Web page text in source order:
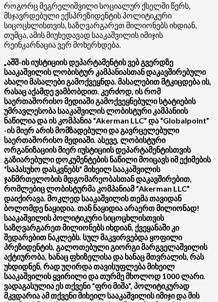
როგორც მეგრელიშვილი სოციალურ ქსელში წერს,
მსჯავრდებული ექსპრეზიდენტის პოლიტიკური
სიცოცხლისთვის, საზღვარგარეთ მილიონებს იხდიან,
თუმცა, ამის მიუხედავად სააკაშვილის იმიჯის
რეინკარნაცია ვერ მოხერხდება.
„აშშ-ის იუსტიციის დეპარტამენტის ვებ გვერდზე
სააკაშვილის ლობისტურ კამპანიასთან დაკავშირებული
ახალი მასალები გამოქვეყნდა. მასალებით მტკიცდება ის,
რასაც აქამდე ვამბობდით. კერძოდ, ის რომ
საერთაშორისო მედიაში გამოქვეყნებული სტატიების
უმრავლესობა სააკაშვილის ლობისტური კამპანიის
ნაწილია და ის კომპანია “Akerman LLC” და “Globalpoint”
-ის მიერ არის მომზადებული და გავრცელებული
საერთაშორისო მედიაში. ასევე, ლობისტური
ორგანიზაციის მიერ იუსტიციის დეპარტამენტისთვის
გაზიარებული დოკუმენტების ნაწილი მოიცავს იმ ექიმების
“საპასუხო დასკვნებს” მიხეილ სააკაშვილის
ჯანმრთელობის მდგომარეობასთან დაკავშირებით,
რომლებიც ლობისტურმა კომპანიამ “Akerman LLC”
დაიქირავა. მოკლედ სააკაშვილის თემა თავიდან
ბოლომდე ნაყიდია. თან ნაყიდია არაერთ მილიონად!
სააკაშვილის პოლიტიკური სიცოცხლისთვის
საზღვარგარეთ მილიონებს იხდიან, ქვეყანაში კი
შედარებით ნაკლებს. სულ მაკვირვებდა ყოფილი
პრეზიდენტის, გალოთებული გიორგი მარგველაშვილის
აქტიურობა, ხანაც ფხიზელისა და ხანაც მთვრალის, რას
უხდიდნენ, რად უღირდა თავისუფლება მიხეილ
სააკაშვილის ყვირილი და თურმე მხოლოდ 1000 ლარი.
ვადაგასულია ეს თქვენი “ფრი მიშა”, პოლიტიკურად
მკვდარია ამ თქვენი მიხეილ სააკაშვილის იმიჯი და მის